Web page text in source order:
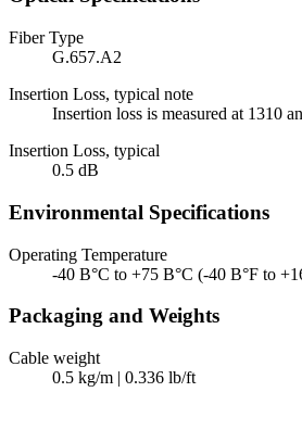
Fiber Type
G.657.A2
Insertion Loss, typical note
Insertion loss is measured at 1310
Insertion Loss, typical
0.5 dB
Environmental Specifications
Operating Temperature
-40 В°C to +75 В°C (-40 В°F to
Packaging and Weights
Cable weight
0.5 kg/m | 0.336 lb/ft